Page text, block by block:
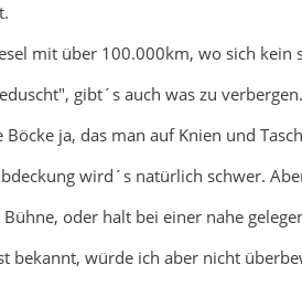
mit über 100.000km, wo sich kein
gibt´s auch was zu verbergen.
Böcke ja, das man auf Knien und
wird´s natürlich schwer.
oder halt bei einer nahe
bekannt, würde ich aber nicht